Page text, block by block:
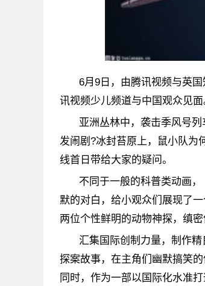
6月9日，由腾讯视频与英
讯视频少儿频道与中国观众见面
亚洲丛林中，袭击季风号
发闹剧?冰封苔原上，鼠小队
线首日带给大家的疑问。
不同于一般的科普类动画
默的对白，给小观众们展现了
两位个性鲜明的动物神探，缜
汇集国际创制力量，制作
探案故事，在主角们幽默搞笑
同时，作为一部以国际化水准